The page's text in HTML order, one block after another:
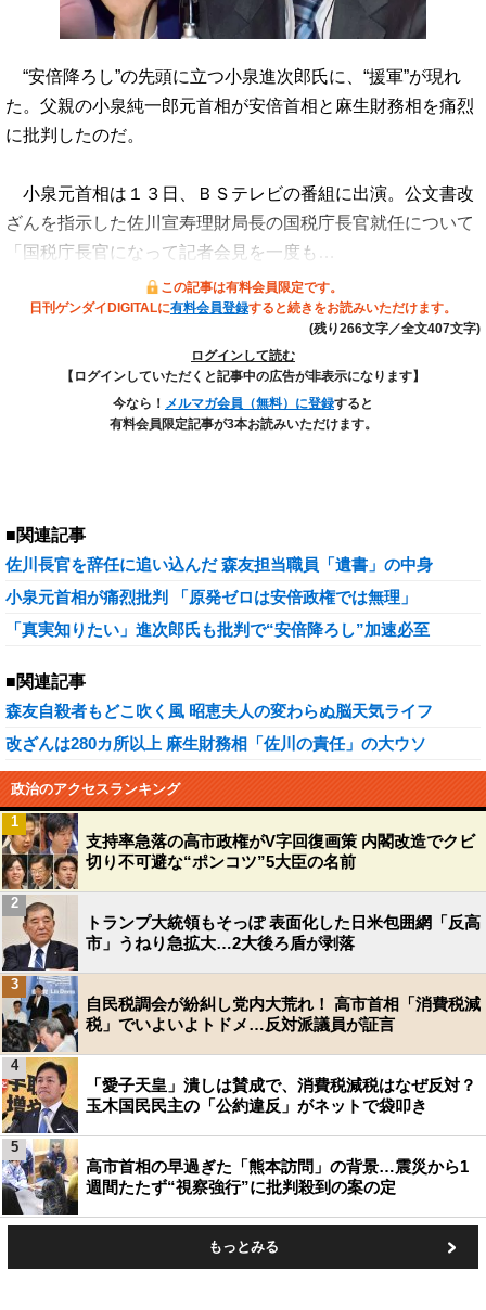
“安倍降ろし”の先頭に立つ小泉進次郎氏に、“援軍”が現れ
た。父親の小泉純一郎元首相が安倍首相と麻生財務相を痛烈
に批判したのだ。
小泉元首相は１３日、ＢＳテレビの番組に出演。公文書改
ざんを指示した佐川宣寿理財局長の国税庁長官就任について
「国税庁長官になって記者会見を一度も…
この記事は有料会員限定です。
日刊ゲンダイDIGITALに有料会員登録すると続きをお読みいただけます。
(残り266文字／全文407文字)
ログインして読む
【ログインしていただくと記事中の広告が非表示になります】
今なら！ メルマガ会員（無料）に登録すると
有料会員限定記事が3本お読みいただけます。
■関連記事
佐川長官を辞任に追い込んだ 森友担当職員「遺書」の中身
小泉元首相が痛烈批判 「原発ゼロは安倍政権では無理」
「真実知りたい」進次郎氏も批判で“安倍降ろし”加速必至
■関連記事
森友自殺者もどこ吹く風 昭恵夫人の変わらぬ脳天気ライフ
改ざんは280カ所以上 麻生財務相「佐川の責任」の大ウソ
政治のアクセスランキング
支持率急落の高市政権がV字回復画策 内閣改造でクビ
切り不可避な“ポンコツ”5大臣の名前
1
トランプ大統領もそっぽ 表面化した日米包囲網「反高
市」うねり急拡大…2大後ろ盾が剥落
2
自民税調会が紛糾し党内大荒れ！ 高市首相「消費税減
税」でいよいよトドメ…反対派議員が証言
3
「愛子天皇」潰しは賛成で、消費税減税はなぜ反対？
玉木国民民主の「公約違反」がネットで袋叩き
4
高市首相の早過ぎた「熊本訪問」の背景…震災から1
週間たたず“視察強行”に批判殺到の案の定
5
もっとみる